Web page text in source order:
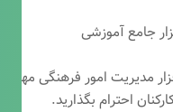
مدیریت امور فرهنگی
احترام بگذارید.